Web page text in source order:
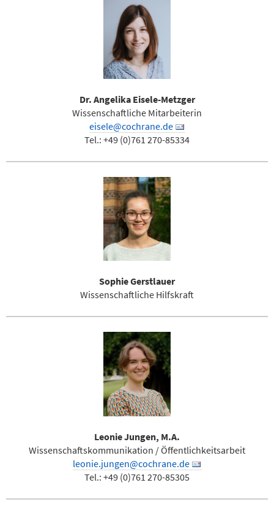
Dr. Angelika Eisele-Metzger
Wissenschaftliche Mitarbeiterin
eisele@cochrane.de
Tel.: +49 (0)761 270-85334
Sophie Gerstlauer
Wissenschaftliche Hilfskraft
Leonie Jungen, M.A.
Wissenschaftskommunikation / Öffentlichkeitsarbeit
leonie.jungen@cochrane.de
Tel.: +49 (0)761 270-85305